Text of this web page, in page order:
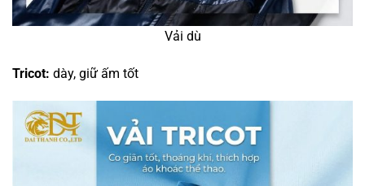
Vải dù
Tricot: dày, giữ ấm tốt